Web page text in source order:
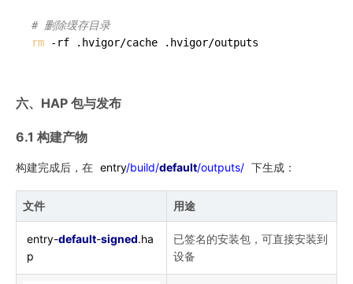
# 删除缓存目录
rm
六、HAP 包与发布
6.1 构建产物
构建完成后，在 entry/build/default/outputs/ 下生成：
文件 用途
entry-default-signed.ha
p
已签名的安装包，可直接安装到
设备